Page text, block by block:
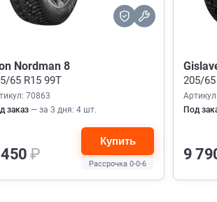
Nordman 8
65 R15 99T
70863
заказ — за 3 дня: 4 шт.
₽
Купить
Рассрочка 0-0-6
205/
Под
9